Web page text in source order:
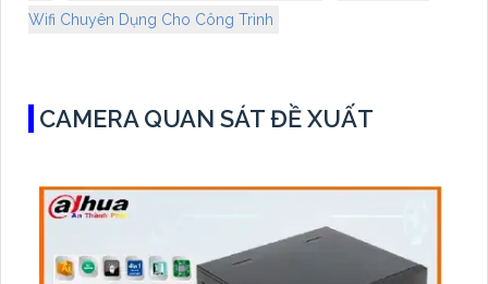
Wifi Chuyên Dụng Cho Công Trình
CAMERA QUAN SÁT ĐỀ XUẤT